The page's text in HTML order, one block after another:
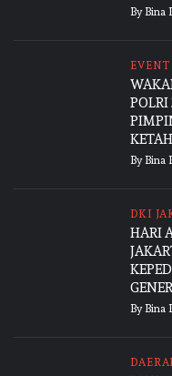
By Bina
EVENT
By Bina
DKI
HARI
By Bina